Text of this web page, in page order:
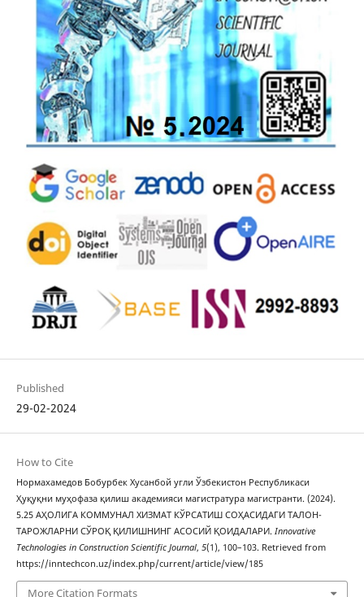
Published
29-02-2024
How to Cite
Нормахамедов Бобурбек Хусанбой угли Ўзбекистон Республикаси
Ҳуқуқни муҳофаза қилиш академияси магистратура магистранти. (2024).
5.25 АҲОЛИГА КОММУНАЛ ХИЗМАТ КЎРСАТИШ СОҲАСИДАГИ ТАЛОН-
ТАРОЖЛАРНИ СЎРОҚ ҚИЛИШНИНГ АСОСИЙ ҚОИДАЛАРИ. Innovative
Technologies in Construction Scientific Journal, 5(1), 100–103. Retrieved from
https://inntechcon.uz/index.php/current/article/view/185
More Citation Formats